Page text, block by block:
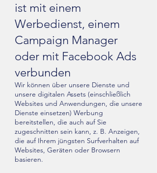
ist mit einem
Werbedienst, einem
Campaign Manager
oder mit Facebook Ads
verbunden
Wir können über unsere Dienste und
unsere digitalen Assets (einschließlich
Websites und Anwendungen, die unsere
Dienste einsetzen) Werbung
bereitstellen, die auch auf Sie
zugeschnitten sein kann, z. B. Anzeigen,
die auf Ihrem jüngsten Surfverhalten auf
Websites, Geräten oder Browsern
basieren.